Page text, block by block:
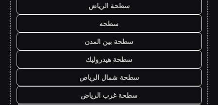
سطحة الرياض
سطحه
سطحة بين المدن
سطحة هيدروليك
سطحة شمال الرياض
سطحة غرب الرياض